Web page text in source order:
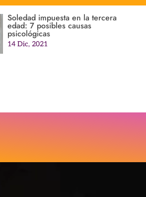
Soledad impuesta en la tercera
edad: 7 posibles causas
psicológicas
14 Dic, 2021